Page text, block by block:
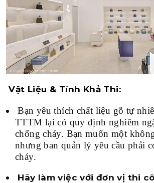
Vật Liệu & Tính Khả Thi:
Bạn yêu thích chất liệu gỗ tự
TTTM lại có quy định nghiêm
chống cháy. Bạn muốn một
nhưng ban quản lý yêu cầu phải
cháy.
Hãy làm việc với đơn vị thi